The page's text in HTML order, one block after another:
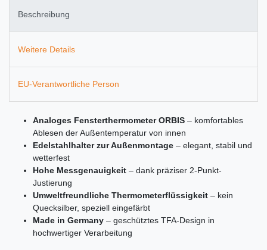
Beschreibung
Weitere Details
EU-Verantwortliche Person
Analoges Fensterthermometer ORBIS – komfortables
Ablesen der Außentemperatur von innen
Edelstahlhalter zur Außenmontage – elegant, stabil und
wetterfest
Hohe Messgenauigkeit – dank präziser 2-Punkt-
Justierung
Umweltfreundliche Thermometerflüssigkeit – kein
Quecksilber, speziell eingefärbt
Made in Germany – geschütztes TFA-Design in
hochwertiger Verarbeitung